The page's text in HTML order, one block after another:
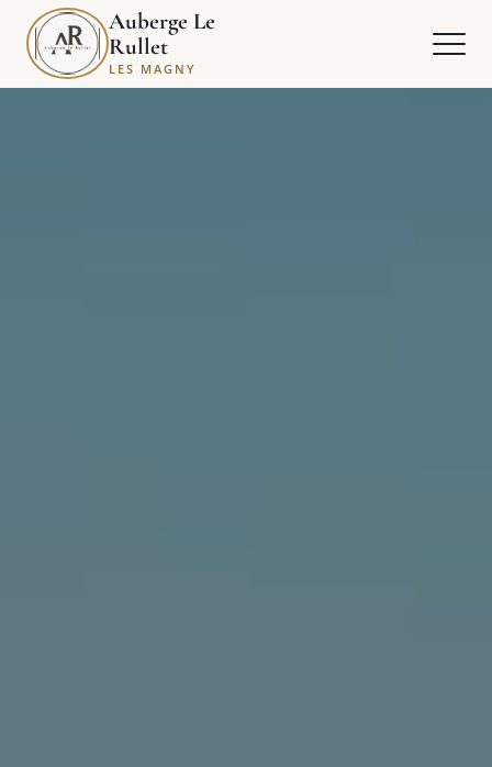
Auberge Le
Rullet
LES MAGNY